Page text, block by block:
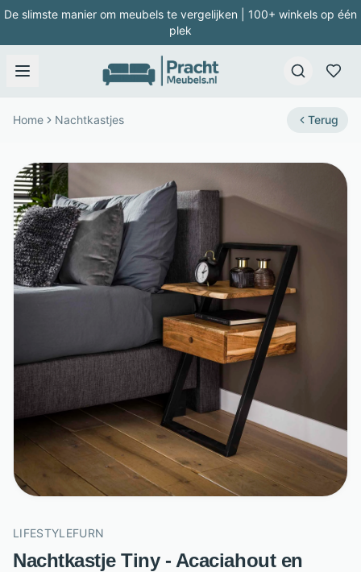
De slimste manier om meubels te vergelijken | 100+ winkels op één
plek
Home Nachtkastjes Terug
LIFESTYLEFURN
Nachtkastje Tiny - Acaciahout en